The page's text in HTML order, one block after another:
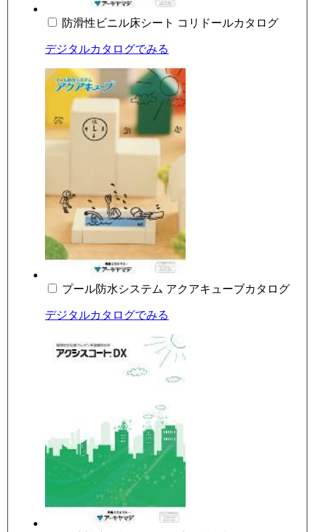
防滑性ビニル床シート コリドールカタログ
デジタルカタログでみる
プール防水システム アクアキューブカタログ
デジタルカタログでみる